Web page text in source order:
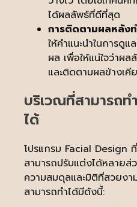
ได้ผลลัพธ์ที่ดีที่สุด
การติดตามผลหลัง
ให้คำแนะนำในการดู
ผล เพื่อให้แน่ใจว่าผ
และติดตามผลข้างเคี
บริเวณที่สามารถ
ได้
โปรแกรม Facial Design
สามารถปรับแต่งได้หลายส่
ความสมดุลและมิติที่สวยงา
สามารถทำได้มีดังนี้: